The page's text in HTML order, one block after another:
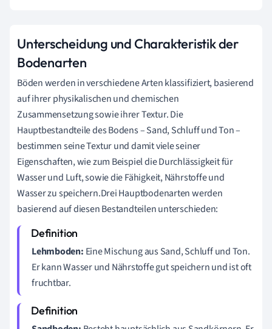
Unterscheidung und Charakteristik der
Bodenarten
Böden werden in verschiedene Arten klassifiziert, basierend
auf ihrer physikalischen und chemischen
Zusammensetzung sowie ihrer Textur. Die
Hauptbestandteile des Bodens – Sand, Schluff und Ton –
bestimmen seine Textur und damit viele seiner
Eigenschaften, wie zum Beispiel die Durchlässigkeit für
Wasser und Luft, sowie die Fähigkeit, Nährstoffe und
Wasser zu speichern.Drei Hauptbodenarten werden
basierend auf diesen Bestandteilen unterschieden:
Lehmboden: Eine Mischung aus Sand, Schluff und Ton.
Er kann Wasser und Nährstoffe gut speichern und ist oft
fruchtbar.